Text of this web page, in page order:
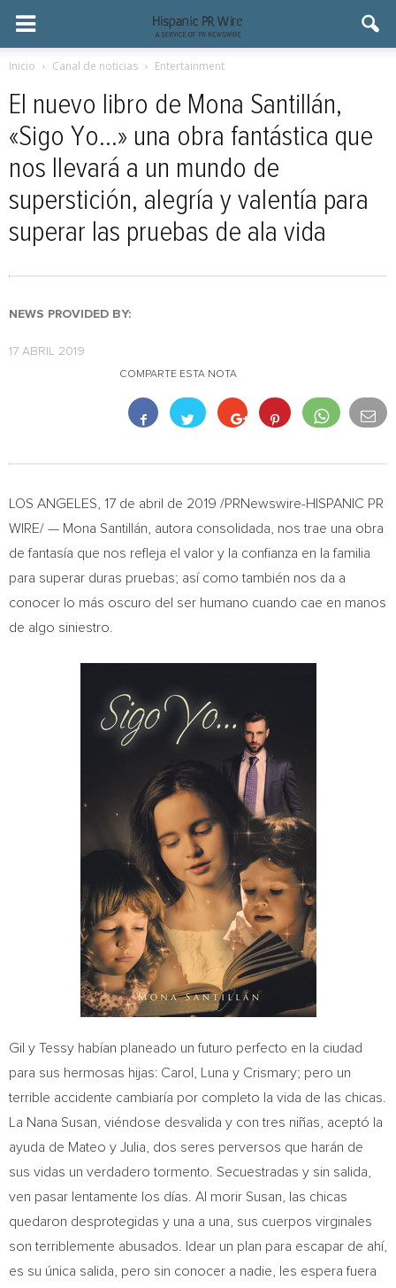
Inicio Canal de noticias Entertainment
El nuevo libro de Mona Santillán,
«Sigo Yo…» una obra fantástica que
nos llevará a un mundo de
superstición, alegría y valentía para
superar las pruebas de ala vida
NEWS PROVIDED BY:
17 ABRIL 2019
COMPARTE ESTA NOTA
LOS ANGELES , 17 de abril de 2019 /PRNewswire-HISPANIC PR
WIRE/ — Mona Santillán, autora consolidada, nos trae una obra
de fantasía que nos refleja el valor y la confianza en la familia
para superar duras pruebas; así como también nos da a
conocer lo más oscuro del ser humano cuando cae en manos
de algo siniestro.
Gil y Tessy habían planeado un futuro perfecto en la ciudad
para sus hermosas hijas: Carol, Luna y Crismary; pero un
terrible accidente cambiaría por completo la vida de las chicas.
La Nana Susan , viéndose desvalida y con tres niñas, aceptó la
ayuda de Mateo y Julia, dos seres perversos que harán de
sus vidas un verdadero tormento. Secuestradas y sin salida,
ven pasar lentamente los días. Al morir Susan, las chicas
quedaron desprotegidas y una a una, sus cuerpos virginales
son terriblemente abusados. Idear un plan para escapar de ahí,
es su única salida, pero sin conocer a nadie, les espera fuera